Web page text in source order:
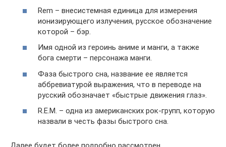
Rem – внесистемная единица для измерения
ионизирующего излучения, русское обозначение
которой – бэр.
Имя одной из героинь аниме и манги, а также
бога смерти – персонажа манги.
Фаза быстрого сна, название ее является
аббревиатурой выражения, что в переводе на
русский обозначает «быстрые движения глаз».
R.E.M. – одна из американских рок-групп, которую
назвали в честь фазы быстрого сна.